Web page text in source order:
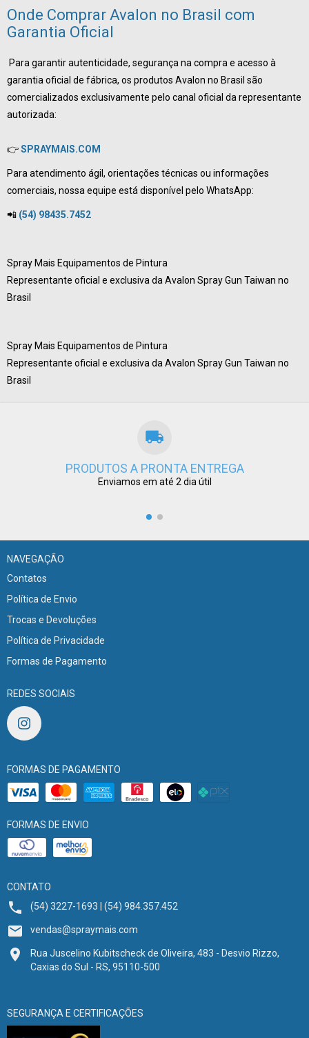
Onde Comprar Avalon no Brasil com
Garantia Oficial
Para garantir autenticidade, segurança na compra e acesso à
garantia oficial de fábrica, os produtos Avalon no Brasil são
comercializados exclusivamente pelo canal oficial da representante
autorizada:
👉SPRAYMAIS.COM
Para atendimento ágil, orientações técnicas ou informações
comerciais, nossa equipe está disponível pelo WhatsApp:
📲 (54) 98435.7452
Spray Mais Equipamentos de Pintura
Representante oficial e exclusiva da Avalon Spray Gun Taiwan no
Brasil
Spray Mais Equipamentos de Pintura
Representante oficial e exclusiva daAvalon Spray Gun Taiwan no
Brasil
PRODUTOS A PRONTA ENTREGA
Enviamos em até 2 dia útil
NAVEGAÇÃO
Contatos
Política de Envio
Trocas e Devoluções
Política de Privacidade
Formas de Pagamento
REDES SOCIAIS
FORMAS DE PAGAMENTO
FORMAS DE ENVIO
CONTATO
(54) 3227-1693 | (54) 984.357.452
vendas@spraymais.com
Rua Juscelino Kubitscheck de Oliveira, 483 - Desvio Rizzo,
Caxias do Sul - RS, 95110-500
SEGURANÇA E CERTIFICAÇÕES